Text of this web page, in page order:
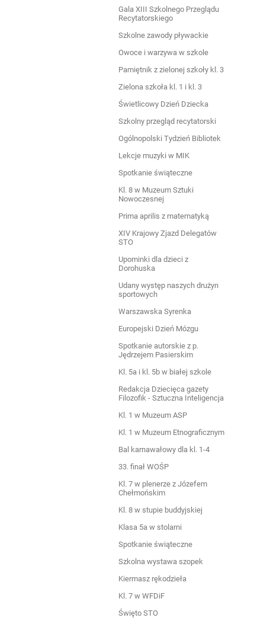
Gala XIII Szkolnego Przeglądu
Recytatorskiego
Szkolne zawody pływackie
Owoce i warzywa w szkole
Pamiętnik z zielonej szkoły kl. 3
Zielona szkoła kl. 1 i kl. 3
Świetlicowy Dzień Dziecka
Szkolny przegląd recytatorski
Ogólnopolski Tydzień Bibliotek
Lekcje muzyki w MIK
Spotkanie świąteczne
Kl. 8 w Muzeum Sztuki
Nowoczesnej
Prima aprilis z matematyką
XIV Krajowy Zjazd Delegatów
STO
Upominki dla dzieci z
Dorohuska
Udany występ naszych drużyn
sportowych
Warszawska Syrenka
Europejski Dzień Mózgu
Spotkanie autorskie z p.
Jędrzejem Pasierskim
Kl. 5a i kl. 5b w białej szkole
Redakcja Dziecięca gazety
Filozofik - Sztuczna Inteligencja
Kl. 1 w Muzeum ASP
Kl. 1 w Muzeum Etnograficznym
Bal karnawałowy dla kl. 1-4
33. finał WOŚP
Kl. 7 w plenerze z Józefem
Chełmońskim
Kl. 8 w stupie buddyjskiej
Klasa 5a w stolarni
Spotkanie świąteczne
Szkolna wystawa szopek
Kiermasz rękodzieła
Kl. 7 w WFDiF
Święto STO